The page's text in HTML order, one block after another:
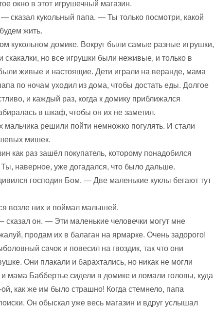
окно в этот игрушечный магазин.
сказал кукольный папа. — Ты только посмотри, какой
жить.
кукольном домике. Вокруг были самые разные игрушки,
скакалки, но все игрушки были неживые, и только в
живые и настоящие. Дети играли на веранде, мама
по ночам уходил из дома, чтобы достать еды. Долгое
и каждый раз, когда к домику приближался
в шкаф, чтобы он их не заметил.
решили пойти немножко погулять. И стали
мишек.
как раз зашёл покупатель, которому понадобился
наверное, уже догадался, что было дальше.
господин Бом. — Две маленькие куклы бегают тут
возле них и поймал малышей.
он. — Эти маленькие человечки могут мне
продам их в балаган на ярмарке. Очень задорого!
сачок и повесил на гвоздик, так что они
Они плакали и барахтались, но никак не могли
мама Баббертье сидели в домике и ломали головы, куда
как же им было страшно! Когда стемнело, папа
Он обыскал уже весь магазин и вдруг услышал